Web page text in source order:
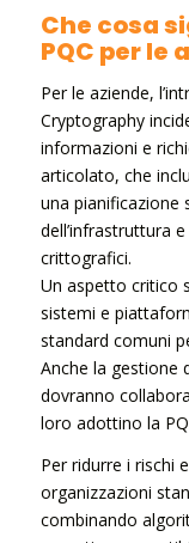
Che cosa
PQC per le
Per le aziende,
Cryptography
informazioni e
articolato, che
una pianificazione
dell’infrastruttura
crittografici.
Un aspetto critico
sistemi e
standard comuni
Anche la gestione
dovranno
loro adottino la
Per ridurre i rischi
organizzazioni
combinando